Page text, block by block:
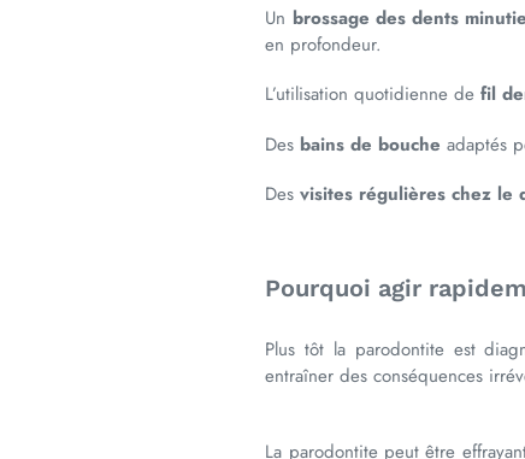
Un brossage des dents
en profondeur.
L’utilisation quotidienne defil
Des bains de bouche adaptés
Desvisites régulières chez le
Pourquoi agir
Plus tôt la parodontite est
entraîner des conséquences
La parodontite peut être